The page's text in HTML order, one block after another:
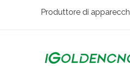
Produttore di